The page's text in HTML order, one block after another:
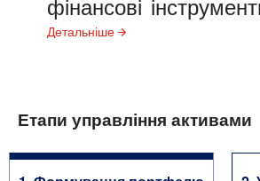
Детальніше
Етапи управління активами